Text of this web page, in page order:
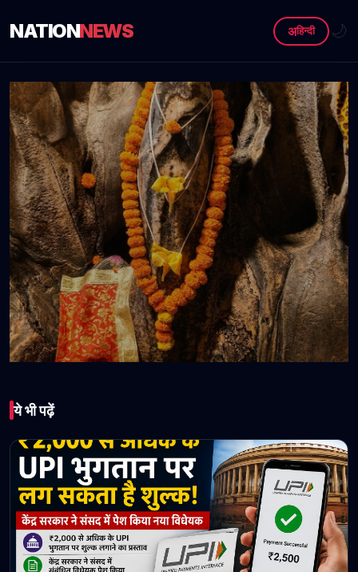
NATIONNEWS अहिन्दी 🌙
मलमास में उमड़ा आस्था का
सैलाब! कुनिहार की ऐतिहासिक
शिव तांडव गुफा में हजारों
श्रद्धालुओं ने किए भोलेनाथ के
दर्शन
ये भी पढ़ें